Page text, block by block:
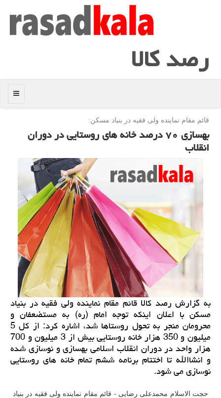
رصد كالا
منو
قائم مقام نماینده ولی فقیه در بنیاد مسكن:
بهسازی ۷۰ درصد خانه های روستایی در دوران
انقلاب
به گزارش رصد كالا قائم مقام نماینده ولی فقیه در بنیاد
مسكن با اعلان اینكه توجه امام (ره) به مستضعفان و
محرومان منجر به تحول روستاها شد، اشاره كرد: از كل 5
میلیون و 350 هزار خانه روستایی بیش از 3 میلیون و 700
هزار واحد در دوران انقلاب اسلامی بهسازی و نوسازی شده
و انشاالله تا اختتام برنامه ششم تمام خانه های روستایی
نوسازی می شود.
حجت الاسلام محمدعلی رضایی - قائم مقام نماینده ولی فقیه در بنیاد